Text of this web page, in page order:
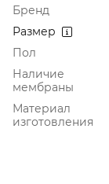
Бренд
Размер
Пол
Наличие
мембраны
Материал
изготовления